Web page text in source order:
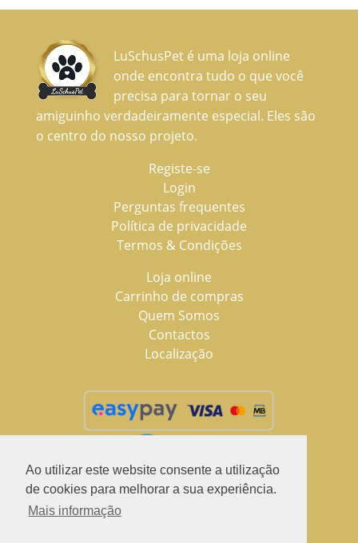
Ao utilizar este website consente a utilização
de cookies para melhorar a sua experiência.
Mais informação
LuSchusPet é uma loja online
onde encontra tudo o que você
precisa para tornar o seu
amiguinho verdadeiramente especial. Eles são
o centro do nosso projeto.
Registe-se
Login
Perguntas frequentes
Política de privacidade
Termos & Condições
Loja online
Carrinho de compras
Quem Somos
Contactos
Localização